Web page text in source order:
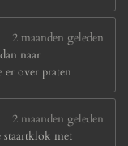
2 maanden geleden
naar
over praten
2 maanden geleden
staartklok met